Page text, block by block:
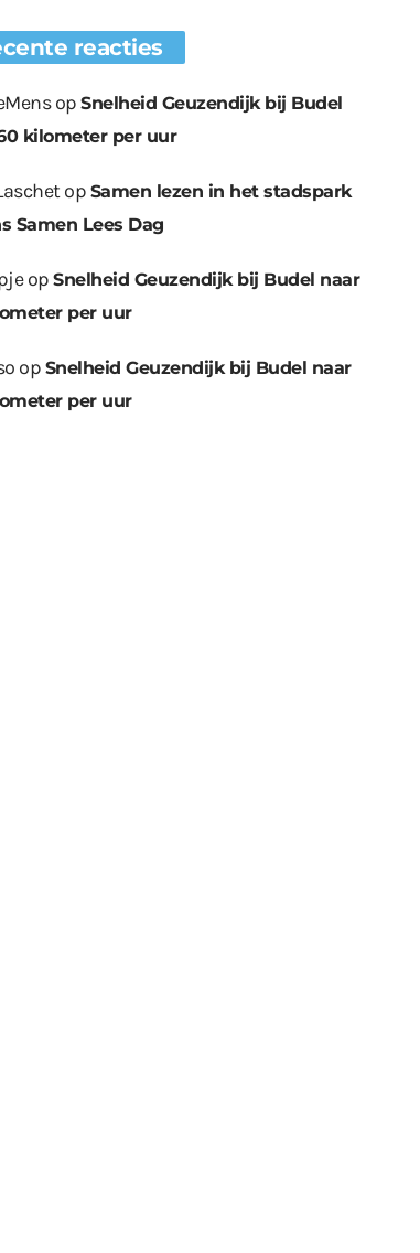
reacties
opSnelheid Geuzendijk bij Budel
kilometer per uur
op Samen lezen in het stadspark
Samen Lees Dag
opSnelheid Geuzendijk bij Budel naar
per uur
op Snelheid Geuzendijk bij Budel naar
per uur